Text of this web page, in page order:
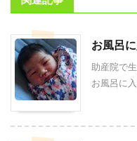
お風呂
助産院で
お風呂に